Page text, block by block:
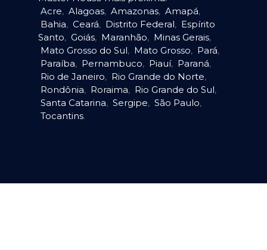
Acre, Alagoas, Amazonas, Amapá,
Bahia, Ceará, Distrito Federal, Espírito
Santo, Goiás, Maranhão, Minas Gerais,
Mato Grosso do Sul, Mato Grosso, Pará,
Paraíba, Pernambuco, Piauí, Paraná,
Rio de Janeiro, Rio Grande do Norte,
Rondônia, Roraima, Rio Grande do Sul,
Santa Catarina, Sergipe, São Paulo,
Tocantins.